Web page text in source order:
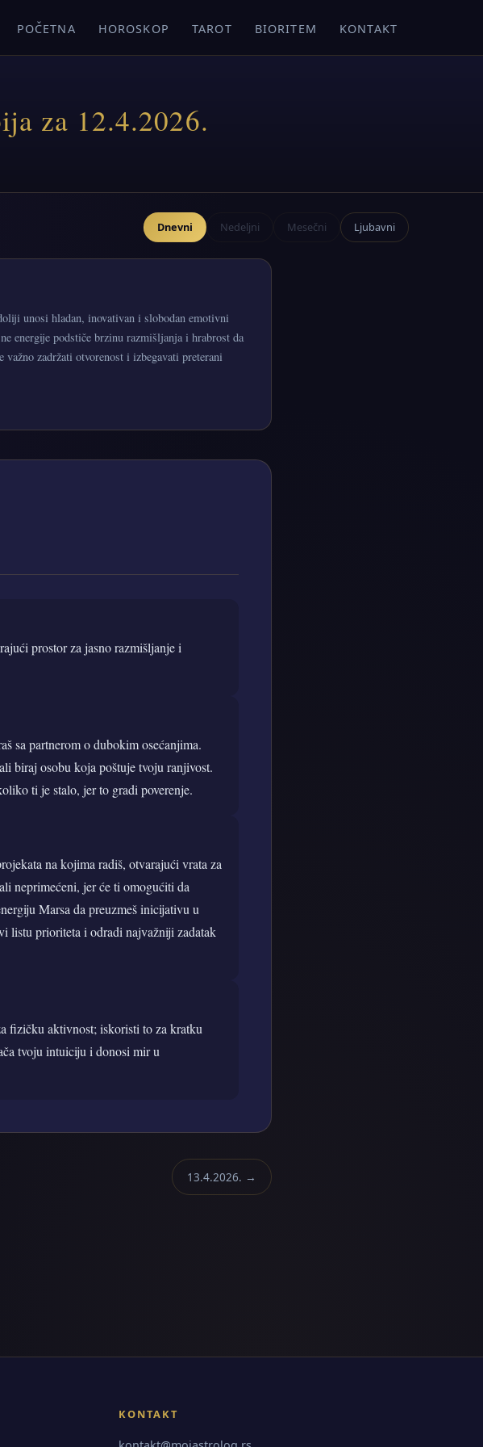
POČETNA HOROSKOP TAROT BIORITEM KONTAKT
za 12.4.2026.
Dnevni Nedeljni Mesečni Ljubavni
unosi hladan, inovativan i slobodan emotivni
energije podstiče brzinu razmišljanja i hrabrost da
zadržati otvorenost i izbegavati preterani
prostor za jasno razmišljanje i
sa partnerom o dubokim osećanjima.
biraj osobu koja poštuje tvoju ranjivost.
ti je stalo, jer to gradi poverenje.
na kojima radiš, otvarajući vrata za
neprimećeni, jer će ti omogućiti da
Marsa da preuzmeš inicijativu u
listu prioriteta i odradi najvažniji zadatak
fizičku aktivnost; iskoristi to za kratku
tvoju intuiciju i donosi mir u
13.4.2026. →
KONTAKT